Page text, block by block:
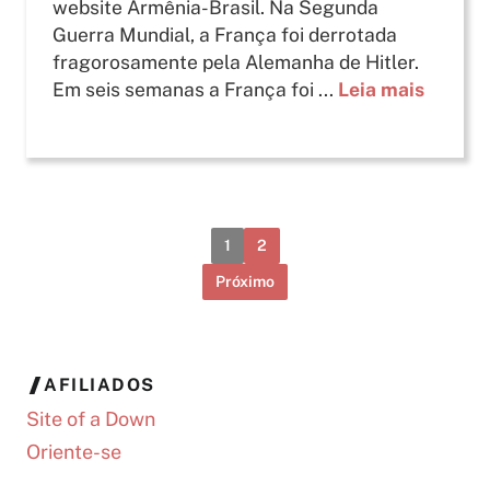
website Armênia-Brasil. Na Segunda
Guerra Mundial, a França foi derrotada
fragorosamente pela Alemanha de Hitler.
Em seis semanas a França foi ... Leia mais
1 2
Próximo
AFILIADOS
Site of a Down
Oriente-se